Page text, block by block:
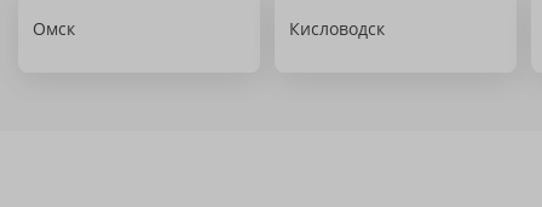
Омск Кисловодск